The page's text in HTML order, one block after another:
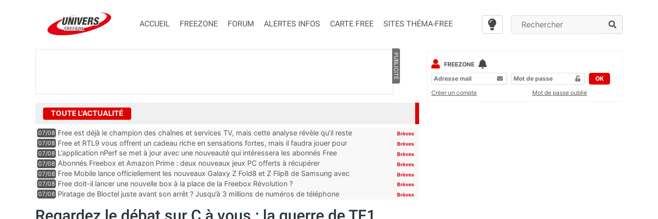
ACCUEIL FREEZONE FORUM ALERTES INFOS CARTE FREE SITES THÉMA-FREE
PUBLICITÉ
TOUTE L'ACTUALITÉ
07/08 Free est déjà le champion des chaînes et services TV, mais cette analyse révèle qu’il reste
encore au moin...
Brèves
07/08 Free et RTL9 vous offrent un cadeau riche en sensations fortes, mais il faudra jouer pour
l’obtenir
Brèves
07/08 L’application nPerf se met à jour avec une nouveauté qui intéressera les abonnés Free
Mobile, Orange, SFR ...
Brèves
07/08 Abonnés Freebox et Amazon Prime : deux nouveaux jeux PC offerts à récupérer Brèves
07/08 Free Mobile lance officiellement les nouveaux Galaxy Z Fold8 et Z Flip8 de Samsung avec
des promos et des cadeaux
Brèves
07/08 Free doit-il lancer une nouvelle box à la place de la Freebox Révolution ? Brèves
07/08 Piratage de Bloctel juste avant son arrêt ? Jusqu’à 3 millions de numéros de téléphone
Brèves
FREEZONE
OK
Créer un compte
Mot de passe oublié